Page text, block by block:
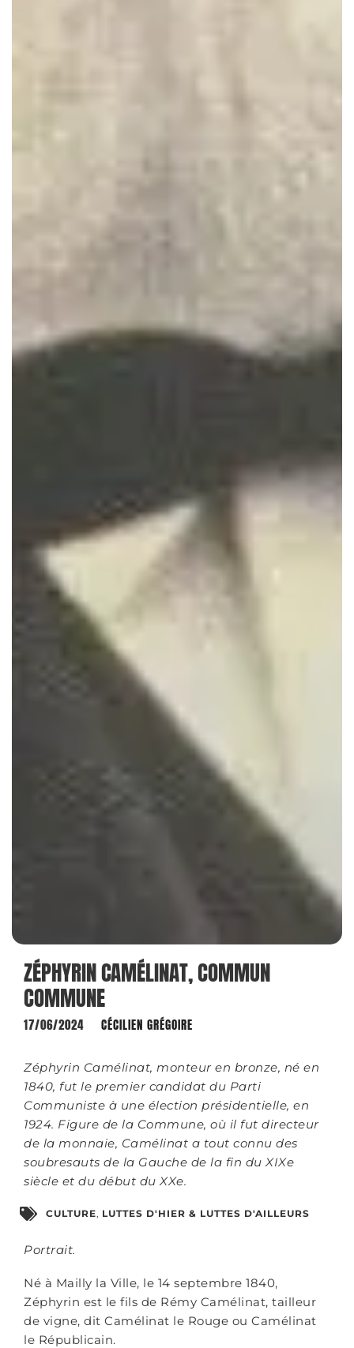
ZÉPHYRIN CAMÉLINAT, COMMUN
COMMUNE
17/06/2024 CÉCILIEN GRÉGOIRE
Zéphyrin Camélinat, monteur en bronze, né en
1840, fut le premier candidat du Parti
Communiste à une élection présidentielle, en
1924. Figure de la Commune, où il fut directeur
de la monnaie, Camélinat a tout connu des
soubresauts de la Gauche de la fin du XIXe
siècle et du début du XXe.
CULTURE, LUTTES D'HIER & LUTTES D'AILLEURS
Portrait.
Né à Mailly la Ville, le 14 septembre 1840,
Zéphyrin est le fils de Rémy Camélinat, tailleur
de vigne, dit Camélinat le Rouge ou Camélinat
le Républicain.